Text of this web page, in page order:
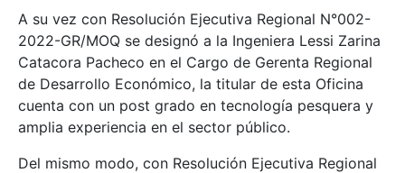
A su vez con Resolución Ejecutiva Regional N°002-
2022-GR/MOQ se designó a la Ingeniera Lessi Zarina
Catacora Pacheco en el Cargo de Gerenta Regional
de Desarrollo Económico, la titular de esta Oficina
cuenta con un post grado en tecnología pesquera y
amplia experiencia en el sector público.
Del mismo modo, con Resolución Ejecutiva Regional